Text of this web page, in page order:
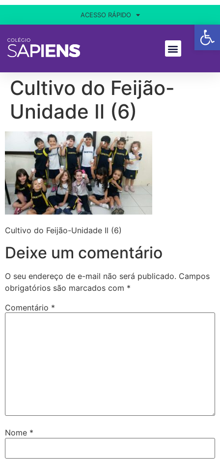
ACESSO RÁPIDO
Cultivo do Feijão-
Unidade Il (6)
Cultivo do Feijão-Unidade Il (6)
Deixe um comentário
O seu endereço de e-mail não será publicado. Campos
obrigatórios são marcados com *
Comentário *
Nome *